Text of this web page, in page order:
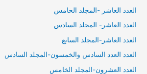
العدد العاشر -المجلد الخامس
العدد العاشر- المجلد السادس
العدد العاشر-المجلد السابع
العدد العدد السادس والخمسون-المجلد السادس
العدد العشرون-المجلد الخامس